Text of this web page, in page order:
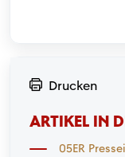
Drucken
ARTIKEL IN
05ER